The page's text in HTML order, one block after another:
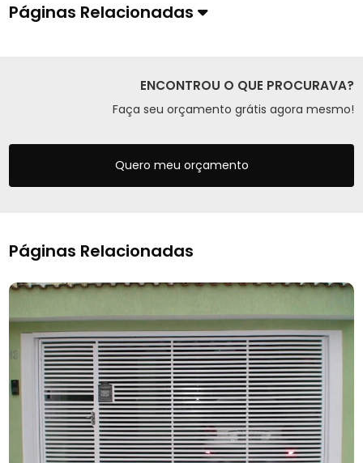
Páginas Relacionadas
ENCONTROU O QUE PROCURAVA?
Faça seu orçamento grátis agora mesmo!
Quero meu orçamento
Páginas Relacionadas